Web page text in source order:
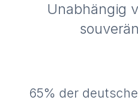
Unabhängig
65% der